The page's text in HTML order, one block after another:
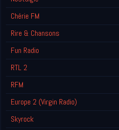
Chérie FM
Rire & Chansons
Fun Radio
RTL 2
RFM
Europe 2 (Virgin Radio)
Skyrock